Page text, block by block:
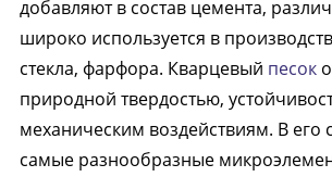
добавляют в состав цемента,
широко используется в
стекла, фарфора. Кварцевый песок
природной твердостью,
механическим воздействиям. В его
самые разнообразные